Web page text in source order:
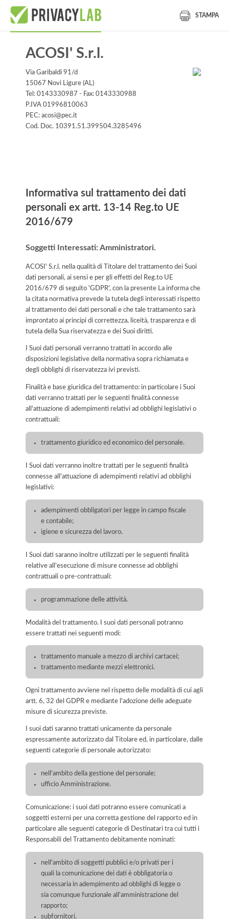
STAMPA
ACOSI' S.r.l.
Via Garibaldi 91/d
15067 Novi Ligure (AL)
Tel: 0143330987 - Fax: 0143330988
P.IVA 01996810063
PEC: acosi@pec.it
Cod. Doc. 10391.51.399504.3285496
Informativa sul trattamento dei dati
personali ex artt. 13-14 Reg.to UE
2016/679
Soggetti Interessati: Amministratori.
ACOSI' S.r.l. nella qualità di Titolare del trattamento dei Suoi
dati personali, ai sensi e per gli effetti del Reg.to UE
2016/679 di seguito 'GDPR', con la presente La informa che
la citata normativa prevede la tutela degli interessati rispetto
al trattamento dei dati personali e che tale trattamento sarà
improntato ai principi di correttezza, liceità, trasparenza e di
tutela della Sua riservatezza e dei Suoi diritti.
I Suoi dati personali verranno trattati in accordo alle
disposizioni legislative della normativa sopra richiamata e
degli obblighi di riservatezza ivi previsti.
Finalità e base giuridica del trattamento: in particolare i Suoi
dati verranno trattati per le seguenti finalità connesse
all'attuazione di adempimenti relativi ad obblighi legislativi o
contrattuali:
trattamento giuridico ed economico del personale.
I Suoi dati verranno inoltre trattati per le seguenti finalità
connesse all'attuazione di adempimenti relativi ad obblighi
legislativi:
adempimenti obbligatori per legge in campo fiscale
e contabile;
igiene e sicurezza del lavoro.
I Suoi dati saranno inoltre utilizzati per le seguenti finalità
relative all’esecuzione di misure connesse ad obblighi
contrattuali o pre-contrattuali:
programmazione delle attività.
Modalità del trattamento. I suoi dati personali potranno
essere trattati nei seguenti modi:
trattamento manuale a mezzo di archivi cartacei;
trattamento mediante mezzi elettronici.
Ogni trattamento avviene nel rispetto delle modalità di cui agli
artt. 6, 32 del GDPR e mediante l'adozione delle adeguate
misure di sicurezza previste.
I suoi dati saranno trattati unicamente da personale
espressamente autorizzato dal Titolare ed, in particolare, dalle
seguenti categorie di personale autorizzato:
nell'ambito della gestione del personale;
ufficio Amministrazione.
Comunicazione: i suoi dati potranno essere comunicati a
soggetti esterni per una corretta gestione del rapporto ed in
particolare alle seguenti categorie di Destinatari tra cui tutti i
Responsabili del Trattamento debitamente nominati:
nell'ambito di soggetti pubblici e/o privati per i
quali la comunicazione dei dati è obbligatoria o
necessaria in adempimento ad obblighi di legge o
sia comunque funzionale all'amministrazione del
rapporto;
subfornitori.